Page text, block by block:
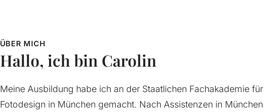
ÜBER MICH
Hallo, ich bin Carolin
Meine Ausbildung habe ich an der Staatlichen Fachakademie für
Fotodesign in München gemacht. Nach Assistenzen in München